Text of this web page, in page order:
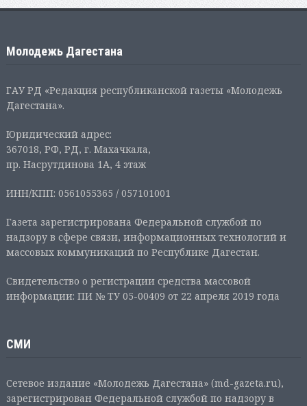
Молодежь Дагестана
ГАУ РД «Редакция республиканской газеты «Молодежь
Дагестана».
Юридический адрес:
367018, РФ, РД, г. Махачкала,
пр. Насрутдинова 1А, 4 этаж
ИНН/КПП: 0561055365 / 057101001
Газета зарегистрирована Федеральной службой по
надзору в сфере связи, информационных технологий и
массовых коммуникаций по Республике Дагестан.
Свидетельство о регистрации средства массовой
информации: ПИ № ТУ 05-00409 от 22 апреля 2019 года
СМИ
Сетевое издание «Молодежь Дагестана» (md-gazeta.ru),
зарегистрирован Федеральной службой по надзору в